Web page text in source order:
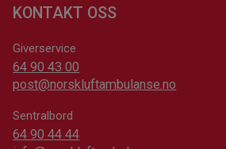
KONTAKT OSS
Giverservice
64 90 43 00
post@norskluftambulanse.no
Sentralbord
64 90 44 44